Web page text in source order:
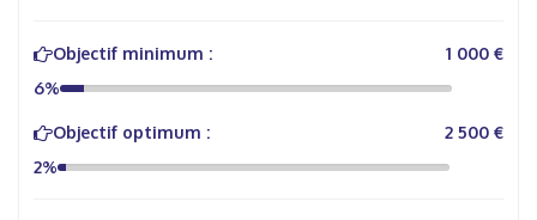
Objectif minimum :
1 000 €
6%
Objectif optimum :
2 500 €
2%